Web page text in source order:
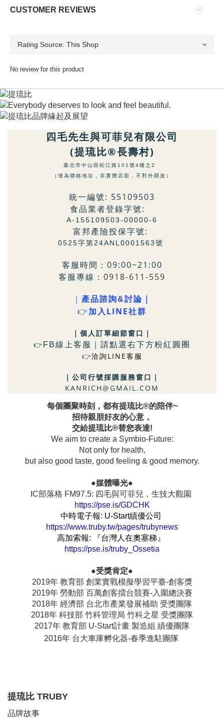
CUSTOMER REVIEWS
No review for this product
四毛先生與可菲兒有限公司
(提琉比®長壽村)
臺北市中山區松江路101號4樓之2
（僅為聯絡地址，非實體店面，不對外開放）
統一編號: 55109503
食品業者登錄字號:
A-155109503-00000-6
富邦產險投保字號:
0525字第24ANL0001563號
客服時間：09:00~21:00
客服專線： 0918-611-559
產品諮詢&討論｜
👉 加入 LINE社群
｜個人訂單細節窗口
👉 FB線上客服｜請點選右下方粉紅圓圈
👉洽詢LINE客服
公司行號採購服務窗口
KANRICH@GMAIL.COM
每個團聚時刻，都有提琉比®的陪伴~
招待親朋好友的心意，
交給提琉比®替您表達!
We aim to create a Symbio-Future:
Not only for health,
but also good taste, good feeling & good memory.
●媒體曝光●
IC部落格 FM97.5: 四毛與可菲兒，生技大觀園
https://pse.is/GDCHK
中時電子報: U-Start績優公司
https://www.truby.tw/pages/trubynews
高加索報: 『台灣人在奧塞梯』
https://pse.is/truby_Ossetia
●受獎肯定●
2019年 教育部 創業實戰模擬學習平臺-創客獎
2019年 勞動部 百萬創客擂台競賽-入圍總決賽
2018年 經濟部 台北市產業發展補助 受獎團隊
2018年 科技部 竹科管理局 竹科之星 受獎團隊
2017年 教育部 U-Start計畫 製造組 績優團隊
2016年 台大車庫孵化器-春季進駐團隊
提琉比 TRUBY
品牌故事